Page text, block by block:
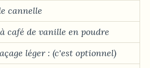
cannelle
café de vanille en poudre
léger : (c'est optionnel)